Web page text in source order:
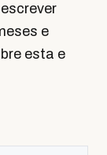
e
esta e